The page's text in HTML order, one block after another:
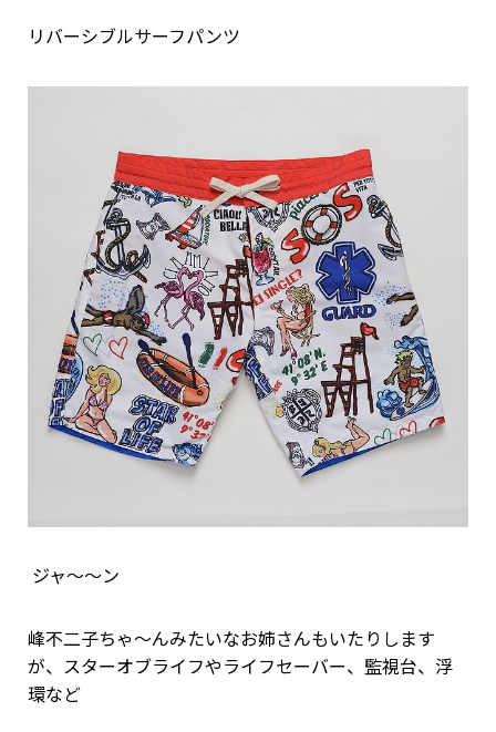
リバーシブルサーフパンツ
ジャ～～ン
峰不二子ちゃ～んみたいなお姉さんもいたりします
が、スターオブライフやライフセーバー、監視台、浮
環など